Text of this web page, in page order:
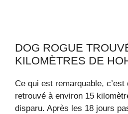
DOG ROGUE
KILOMÈTRES DE
Ce qui est remarquable, c’est
retrouvé à environ 15
disparu. Après les 18 jours